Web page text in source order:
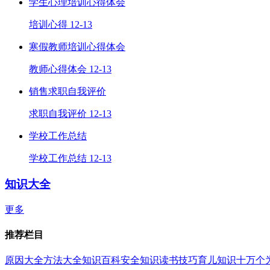
学生心理培训心得体会
培训心得 12-13
寒假教师培训心得体会
教师心得体会 12-13
销售求职自我评价
求职自我评价 12-13
学校工作总结
学校工作总结 12-13
知识大全
更多
推荐栏目
原因大全方法大全知识百科安全知识读书技巧育儿知识十万个